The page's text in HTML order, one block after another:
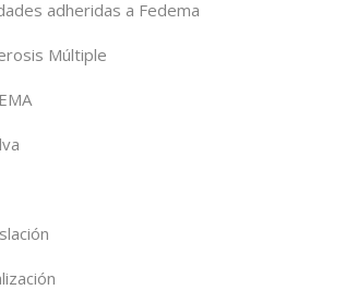
adheridas a Fedema
Múltiple